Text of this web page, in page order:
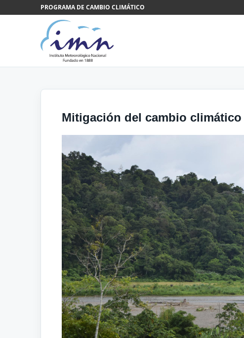
Saltar al contenidoPROGRAMA DE CAMBIO CLIMÁTICO
Mitigación del cambio climático